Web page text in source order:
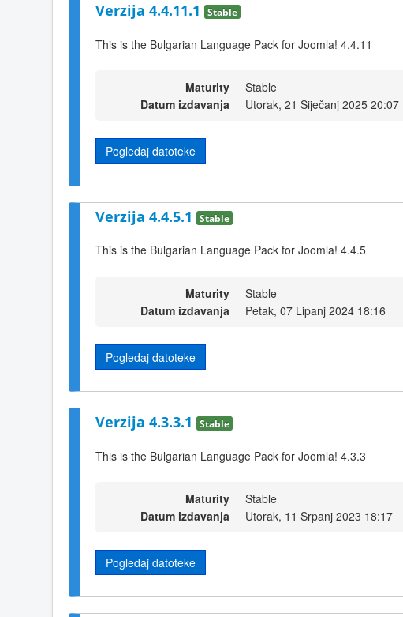
Verzija 4.4.11.1 Stable
This is the Bulgarian Language Pack for Joomla! 4.4.11
Maturity
Stable
Datum izdavanja
Utorak, 21 Siječanj 2025 20:07
Pogledaj datoteke
Verzija 4.4.5.1 Stable
This is the Bulgarian Language Pack for Joomla! 4.4.5
Maturity
Stable
Datum izdavanja
Petak, 07 Lipanj 2024 18:16
Pogledaj datoteke
Verzija 4.3.3.1 Stable
This is the Bulgarian Language Pack for Joomla! 4.3.3
Maturity
Stable
Datum izdavanja
Utorak, 11 Srpanj 2023 18:17
Pogledaj datoteke